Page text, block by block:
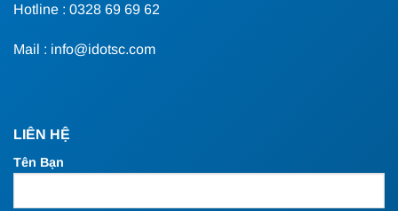
Hotline : 0328 69 69 62
Mail : info@idotsc.com
LIÊN HỆ
Tên Bạn